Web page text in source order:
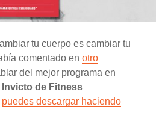
tu cuerpo es cambiar tu
comentado enotro
del mejor programa en
Invicto de Fitness
puedes descargar haciendo